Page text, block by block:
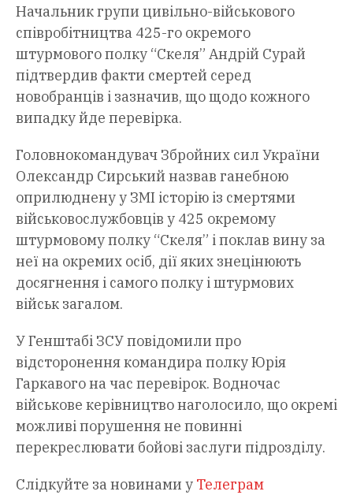
Начальник групи цивільно-військового
співробітництва 425-го окремого
штурмового полку “Скеля” Андрій Сурай
підтвердив факти смертей серед
новобранців і зазначив, що щодо кожного
випадку йде перевірка.
Головнокомандувач Збройних сил України
Олександр Сирський назвав ганебною
оприлюднену у ЗМІ історію із смертями
військовослужбовців у 425 окремому
штурмовому полку “Скеля” і поклав вину за
неї на окремих осіб, дії яких знецінюють
досягнення і самого полку і штурмових
військ загалом.
У Генштабі ЗСУ повідомили про
відсторонення командира полку Юрія
Гаркавого на час перевірок. Водночас
військове керівництво наголосило, що окремі
можливі порушення не повинні
перекреслювати бойові заслуги підрозділу.
Слідкуйте за новинами у Телеграм